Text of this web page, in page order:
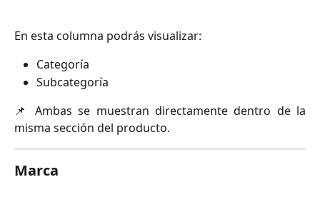
En esta columna podrás visualizar:
Categoría
Subcategoría
📌 Ambas se muestran directamente dentro de la
misma sección del producto.
Marca